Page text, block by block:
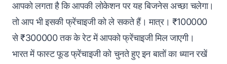
आपको लगता है कि आपकी लोकेशन पर यह बिजनेस अच्छा चलेगा।
तो आप भी इसकी फ्रेंचाइजी को ले सकते हैं। मात्र। ₹100000
से ₹300000 तक के रेट में आपको फ्रेंचाइजी मिल जाएगी।
भारत में फास्ट फूड फ्रेंचाइजी को चुनते हुए इन बातों का ध्यान रखें